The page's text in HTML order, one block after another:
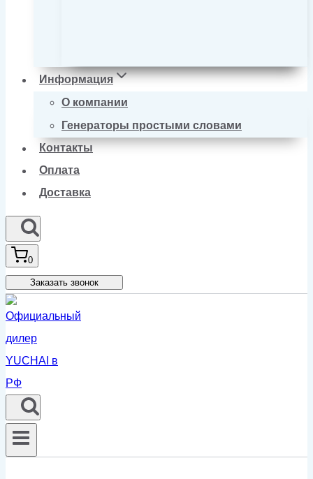
Информация
О компании
Генераторы простыми словами
Контакты
Оплата
Доставка
0
Заказать звонок